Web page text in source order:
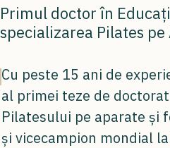
Primul doctor în
specializarea Pilates pe
Cu peste 15 ani de
al primei teze de
Pilatesului pe aparate și
și vicecampion mondial